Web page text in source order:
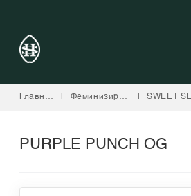
Главная | Феминизированные |
PURPLE PUNCH OG